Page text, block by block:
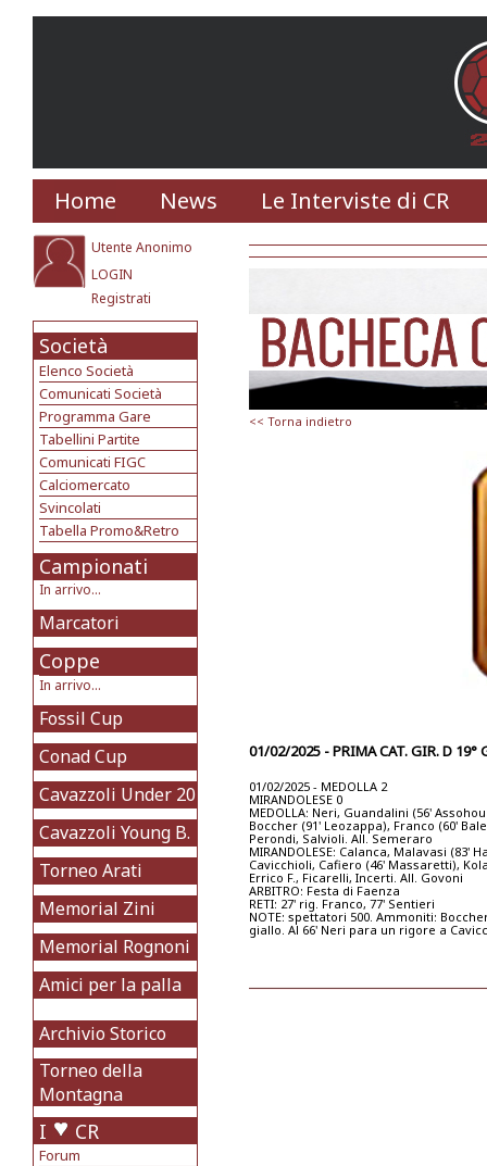
Home News Le Interviste di CR
Utente Anonimo
LOGIN
Registrati
Società
Elenco Società
Comunicati Società
Programma Gare
Tabellini Partite
Comunicati FIGC
Calciomercato
Svincolati
Tabella Promo&Retro
Campionati
In arrivo...
Marcatori
Coppe
In arrivo...
Fossil Cup
Conad Cup
Cavazzoli Under 20
Cavazzoli Young B.
Torneo Arati
Memorial Zini
Memorial Rognoni
Amici per la palla
Archivio Storico
Torneo della
Montagna
I CR
Forum
<< Torna indietro
01/02/2025 - PRIMA CAT. GIR. D 19°
01/02/2025 - MEDOLLA 2
MIRANDOLESE 0
MEDOLLA: Neri, Guandalini (56'
Boccher (91' Leozappa), Franco (60'
Perondi, Salvioli. All. Semeraro
MIRANDOLESE: Calanca, Malavasi
Cavicchioli, Cafiero (46' Massaretti),
Errico F., Ficarelli, Incerti. All. Govoni
ARBITRO: Festa di Faenza
RETI: 27' rig. Franco, 77' Sentieri
NOTE: spettatori 500. Ammoniti:
giallo. Al 66' Neri para un rigore a